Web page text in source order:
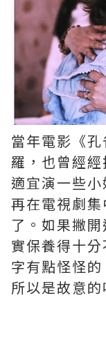
當年電影《
羅，也曾經
適宜演一些
再在電視劇
了。如果撇
實保養得十
字有點怪怪
所以是故意的